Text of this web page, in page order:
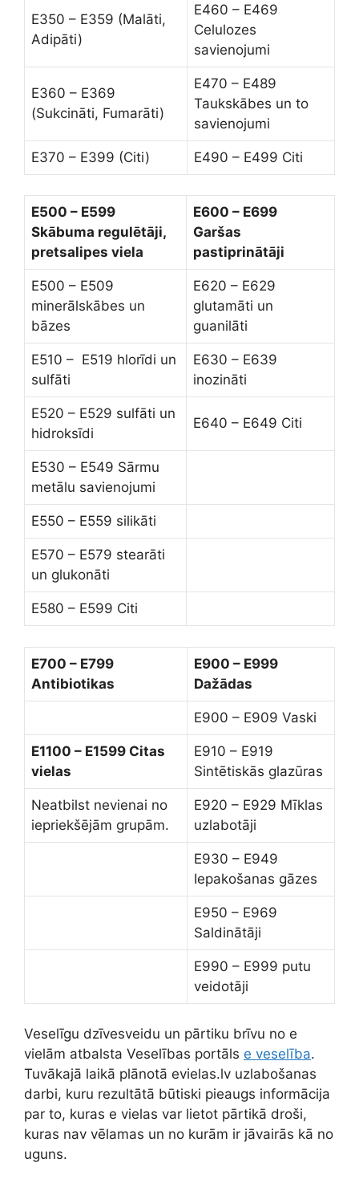
E350 – E359 (Malāti,
Adipāti)
E460 – E469
Celulozes
savienojumi
E360 – E369
(Sukcināti, Fumarāti)
E470 – E489
Taukskābes un to
savienojumi
E370 – E399 (Citi) E490 – E499 Citi
E500 – E599
Skābuma regulētāji,
pretsalipes viela
E600 – E699
Garšas
pastiprinātāji
E500 – E509
minerālskābes un
bāzes
E620 – E629
glutamāti un
guanilāti
E510 – E519 hlorīdi un
sulfāti
E630 – E639
inozināti
E520 – E529 sulfāti un
hidroksīdi
E640 – E649 Citi
E530 – E549 Sārmu
metālu savienojumi
E550 – E559 silikāti
E570 – E579 stearāti
un glukonāti
E580 – E599 Citi
E700 – E799
Antibiotikas
E900 – E999
Dažādas
E900 – E909 Vaski
E1100 – E1599 Citas
vielas
E910 – E919
Sintētiskās glazūras
Neatbilst nevienai no
iepriekšējām grupām.
E920 – E929 Mīklas
uzlabotāji
E930 – E949
Iepakošanas gāzes
E950 – E969
Saldinātāji
E990 – E999 putu
veidotāji
Veselīgu dzīvesveidu un pārtiku brīvu no e
vielām atbalsta Veselības portāls e veselība.
Tuvākajā laikā plānotā evielas.lv uzlabošanas
darbi, kuru rezultātā būtiski pieaugs informācija
par to, kuras e vielas var lietot pārtikā droši,
kuras nav vēlamas un no kurām ir jāvairās kā no
uguns.